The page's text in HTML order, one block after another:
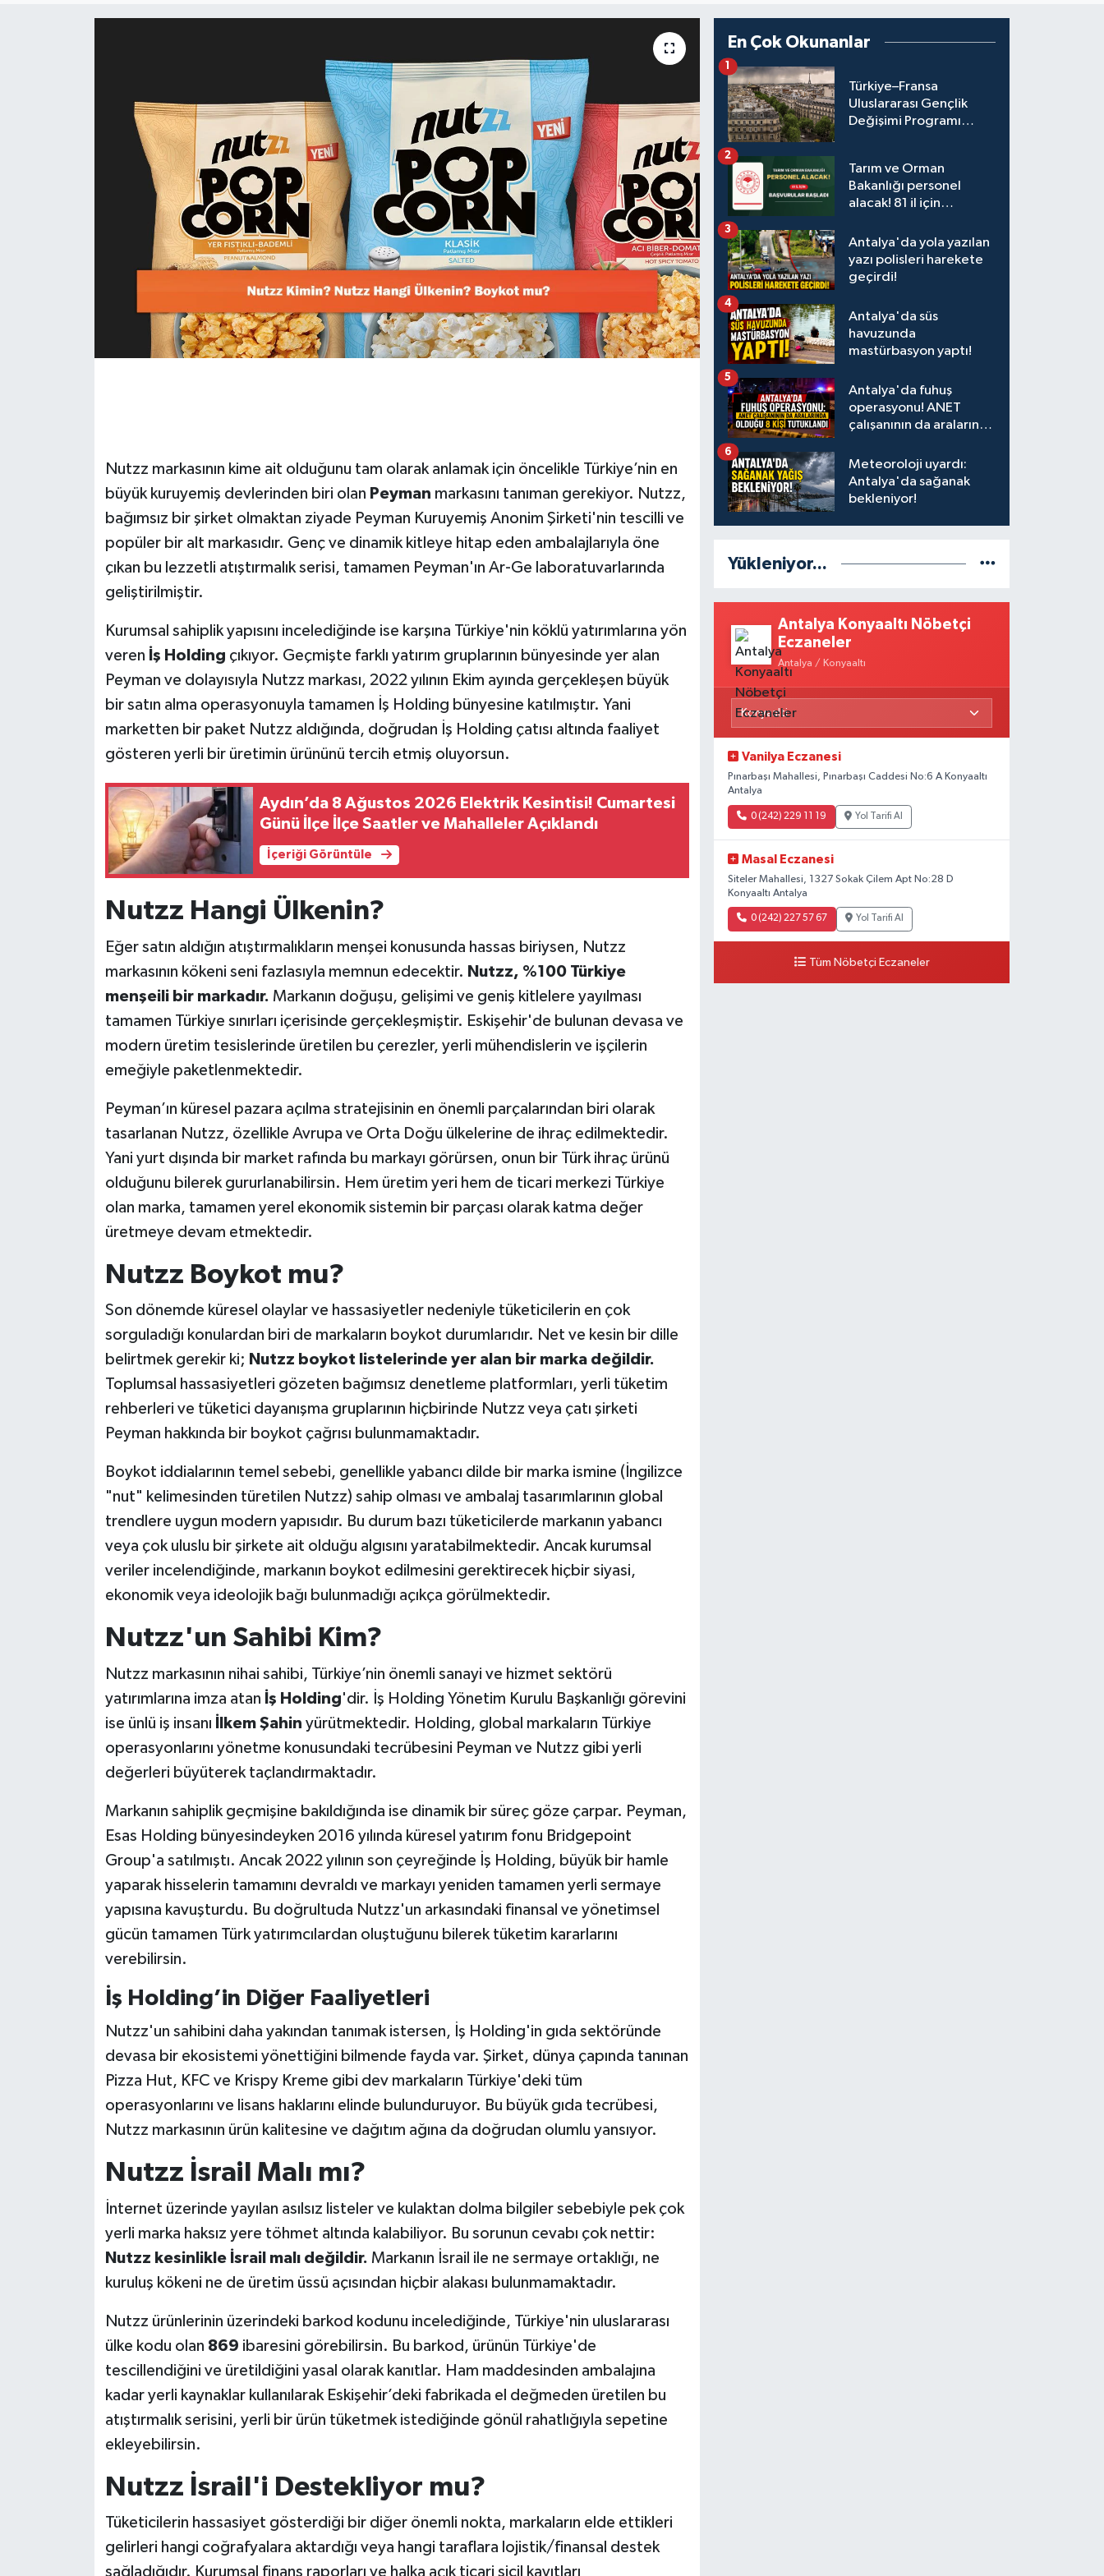
Nutzz markasının kime ait olduğunu tam olarak anlamak için öncelikle Türkiye’nin en
büyük kuruyemiş devlerinden biri olan Peyman markasını tanıman gerekiyor. Nutzz,
bağımsız bir şirket olmaktan ziyade Peyman Kuruyemiş Anonim Şirketi'nin tescilli ve
popüler bir alt markasıdır. Genç ve dinamik kitleye hitap eden ambalajlarıyla öne
çıkan bu lezzetli atıştırmalık serisi, tamamen Peyman'ın Ar-Ge laboratuvarlarında
geliştirilmiştir.
Kurumsal sahiplik yapısını incelediğinde ise karşına Türkiye'nin köklü yatırımlarına yön
veren İş Holding çıkıyor. Geçmişte farklı yatırım gruplarının bünyesinde yer alan
Peyman ve dolayısıyla Nutzz markası, 2022 yılının Ekim ayında gerçekleşen büyük
bir satın alma operasyonuyla tamamen İş Holding bünyesine katılmıştır. Yani
marketten bir paket Nutzz aldığında, doğrudan İş Holding çatısı altında faaliyet
gösteren yerli bir üretimin ürününü tercih etmiş oluyorsun.
Aydın’da 8 Ağustos 2026 Elektrik Kesintisi! Cumartesi
Günü İlçe İlçe Saatler ve Mahalleler Açıklandı
İçeriği Görüntüle
Nutzz Hangi Ülkenin?
Eğer satın aldığın atıştırmalıkların menşei konusunda hassas biriysen, Nutzz
markasının kökeni seni fazlasıyla memnun edecektir. Nutzz, %100 Türkiye
menşeili bir markadır. Markanın doğuşu, gelişimi ve geniş kitlelere yayılması
tamamen Türkiye sınırları içerisinde gerçekleşmiştir. Eskişehir'de bulunan devasa ve
modern üretim tesislerinde üretilen bu çerezler, yerli mühendislerin ve işçilerin
emeğiyle paketlenmektedir.
Peyman’ın küresel pazara açılma stratejisinin en önemli parçalarından biri olarak
tasarlanan Nutzz, özellikle Avrupa ve Orta Doğu ülkelerine de ihraç edilmektedir.
Yani yurt dışında bir market rafında bu markayı görürsen, onun bir Türk ihraç ürünü
olduğunu bilerek gururlanabilirsin. Hem üretim yeri hem de ticari merkezi Türkiye
olan marka, tamamen yerel ekonomik sistemin bir parçası olarak katma değer
üretmeye devam etmektedir.
Nutzz Boykot mu?
Son dönemde küresel olaylar ve hassasiyetler nedeniyle tüketicilerin en çok
sorguladığı konulardan biri de markaların boykot durumlarıdır. Net ve kesin bir dille
belirtmek gerekir ki; Nutzz boykot listelerinde yer alan bir marka değildir.
Toplumsal hassasiyetleri gözeten bağımsız denetleme platformları, yerli tüketim
rehberleri ve tüketici dayanışma gruplarının hiçbirinde Nutzz veya çatı şirketi
Peyman hakkında bir boykot çağrısı bulunmamaktadır.
Boykot iddialarının temel sebebi, genellikle yabancı dilde bir marka ismine (İngilizce
"nut" kelimesinden türetilen Nutzz) sahip olması ve ambalaj tasarımlarının global
trendlere uygun modern yapısıdır. Bu durum bazı tüketicilerde markanın yabancı
veya çok uluslu bir şirkete ait olduğu algısını yaratabilmektedir. Ancak kurumsal
veriler incelendiğinde, markanın boykot edilmesini gerektirecek hiçbir siyasi,
ekonomik veya ideolojik bağı bulunmadığı açıkça görülmektedir.
Nutzz'un Sahibi Kim?
Nutzz markasının nihai sahibi, Türkiye’nin önemli sanayi ve hizmet sektörü
yatırımlarına imza atan İş Holding'dir. İş Holding Yönetim Kurulu Başkanlığı görevini
ise ünlü iş insanı
İlkem Şahin yürütmektedir. Holding, global markaların Türkiye
operasyonlarını yönetme konusundaki tecrübesini Peyman ve Nutzz gibi yerli
değerleri büyüterek taçlandırmaktadır.
Markanın sahiplik geçmişine bakıldığında ise dinamik bir süreç göze çarpar. Peyman,
Esas Holding bünyesindeyken 2016 yılında küresel yatırım fonu Bridgepoint
Group'a satılmıştı. Ancak 2022 yılının son çeyreğinde İş Holding, büyük bir hamle
yaparak hisselerin tamamını devraldı ve markayı yeniden tamamen yerli sermaye
yapısına kavuşturdu. Bu doğrultuda Nutzz'un arkasındaki finansal ve yönetimsel
gücün tamamen Türk yatırımcılardan oluştuğunu bilerek tüketim kararlarını
verebilirsin.
İş Holding’in Diğer Faaliyetleri
Nutzz'un sahibini daha yakından tanımak istersen, İş Holding'in gıda sektöründe
devasa bir ekosistemi yönettiğini bilmende fayda var. Şirket, dünya çapında tanınan
Pizza Hut, KFC ve Krispy Kreme gibi dev markaların Türkiye'deki tüm
operasyonlarını ve lisans haklarını elinde bulunduruyor. Bu büyük gıda tecrübesi,
Nutzz markasının ürün kalitesine ve dağıtım ağına da doğrudan olumlu yansıyor.
Nutzz İsrail Malı mı?
İnternet üzerinde yayılan asılsız listeler ve kulaktan dolma bilgiler sebebiyle pek çok
yerli marka haksız yere töhmet altında kalabiliyor. Bu sorunun cevabı çok nettir:
Nutzz kesinlikle İsrail malı değildir. Markanın İsrail ile ne sermaye ortaklığı, ne
kuruluş kökeni ne de üretim üssü açısından hiçbir alakası bulunmamaktadır.
Nutzz ürünlerinin üzerindeki barkod kodunu incelediğinde, Türkiye'nin uluslararası
ülke kodu olan 869 ibaresini görebilirsin. Bu barkod, ürünün Türkiye'de
tescillendiğini ve üretildiğini yasal olarak kanıtlar. Ham maddesinden ambalajına
kadar yerli kaynaklar kullanılarak Eskişehir’deki fabrikada el değmeden üretilen bu
atıştırmalık serisini, yerli bir ürün tüketmek istediğinde gönül rahatlığıyla sepetine
ekleyebilirsin.
Nutzz İsrail'i Destekliyor mu?
Tüketicilerin hassasiyet gösterdiği bir diğer önemli nokta, markaların elde ettikleri
gelirleri hangi coğrafyalara aktardığı veya hangi taraflara lojistik/finansal destek
sağladığıdır. Kurumsal finans raporları ve halka açık ticari sicil kayıtları
En Çok Okunanlar
Türkiye–Fransa
Uluslararası Gençlik
Değişimi Programı
1
Tarım ve Orman
Bakanlığı personel
alacak! 81 il için
2
Antalya'da yola yazılan
yazı polisleri harekete
geçirdi!
3
Antalya'da süs
havuzunda
mastürbasyon yaptı!
4
Antalya'da fuhuş
operasyonu! ANET
çalışanının da aralarında
5
Meteoroloji uyardı:
Antalya'da sağanak
bekleniyor!
6
Yükleniyor...
Antalya Konyaaltı Nöbetçi
Eczaneler
Antalya / Konyaaltı
Vanilya Eczanesi
Pınarbaşı Mahallesi, Pınarbaşı Caddesi No:6 A Konyaaltı
Antalya
0 (242) 229 11 19 Yol Tarifi Al
Masal Eczanesi
Siteler Mahallesi, 1327 Sokak Çilem Apt No:28 D
Konyaaltı Antalya
0 (242) 227 57 67 Yol Tarifi Al
Tüm Nöbetçi Eczaneler